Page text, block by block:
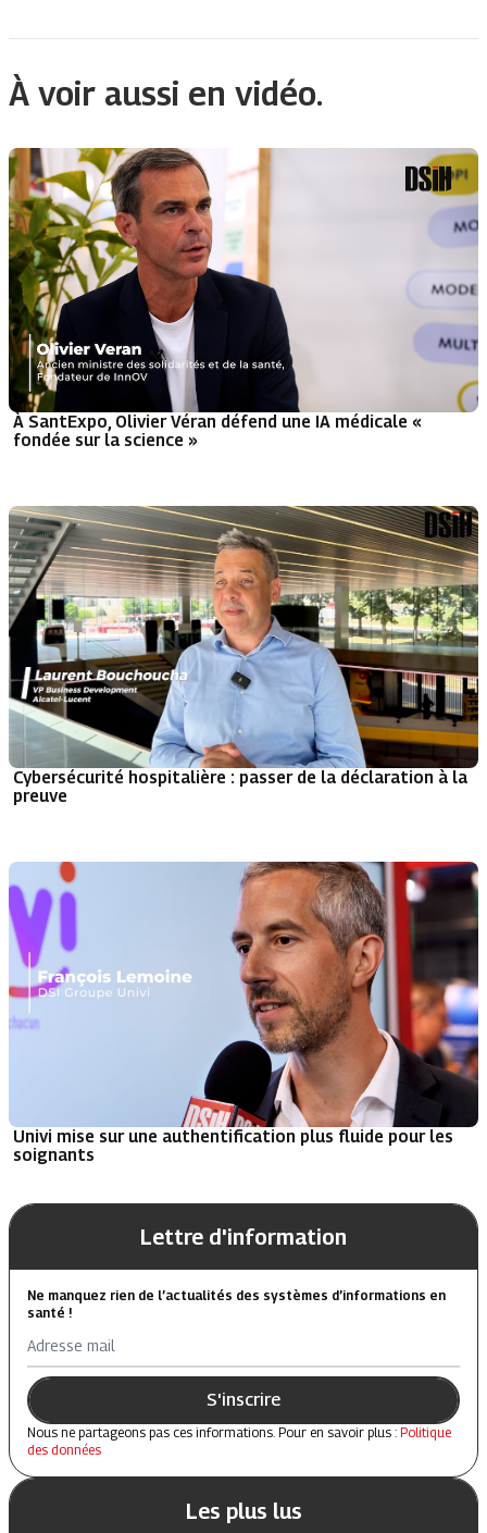
À voir aussi en vidéo.
À SantExpo, Olivier Véran défend une IA médicale «
fondée sur la science »
Cybersécurité hospitalière : passer de la déclaration à la
preuve
Univi mise sur une authentification plus fluide pour les
soignants
Lettre d'information
Ne manquez rien de l’actualités des systèmes d’informations en
santé !
Adresse mail
S'inscrire
Nous ne partageons pas ces informations. Pour en savoir plus : Politique
des données
Les plus lus